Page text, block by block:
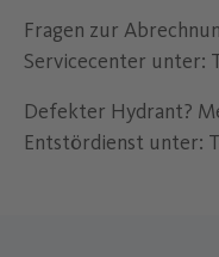
Fragen zur
Servicecenter unter:
Defekter Hydrant?
Entstördienst unter: